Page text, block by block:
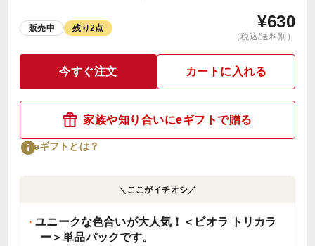
販売中 残り2点 ¥630
（税込/送料別）
今すぐ注文 カートに入れる
家族や知り合いにeギフトで贈る
eギフトとは？
＼ここがイチオシ／
ユニークな色合いが大人気！＜ビオラ トリカラ
ー＞単品パックです。